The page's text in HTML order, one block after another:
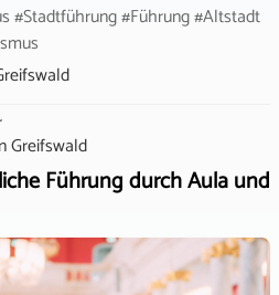
#Stadtführung #Führung #Altstadt
Greifswald
Führung durch Aula und